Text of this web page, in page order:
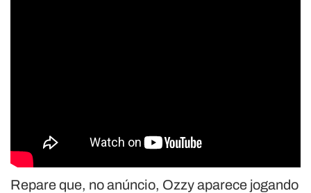
Repare que, no anúncio, Ozzy aparece jogando